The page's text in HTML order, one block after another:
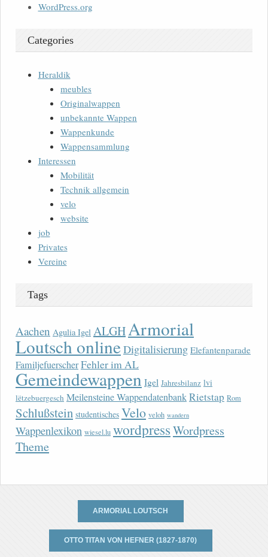
WordPress.org
Categories
Heraldik
meubles
Originalwappen
unbekannte Wappen
Wappenkunde
Wappensammlung
Interessen
Mobilität
Technik allgemein
velo
website
job
Privates
Vereine
Tags
Aachen Agulia Igel ALGHArmorial
Loutsch onlineDigitalisierung Elefantenparade
FamiljefuerscherFehler im AL
Gemeindewappen Igel Jahresbilanz lvi
lëtzebuergesch Meilensteine WappendatenbankRietstap Rom
Schlußstein studentisches Velo veloh wandern
Wappenlexikon wiesel.lu wordpressWordpress
Theme
ARMORIAL LOUTSCH
OTTO TITAN VON HEFNER (1827-1870)